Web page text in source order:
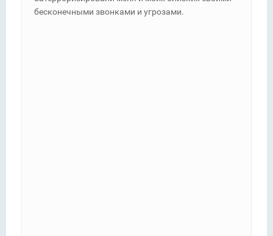
бесконечными звонками и угрозами.